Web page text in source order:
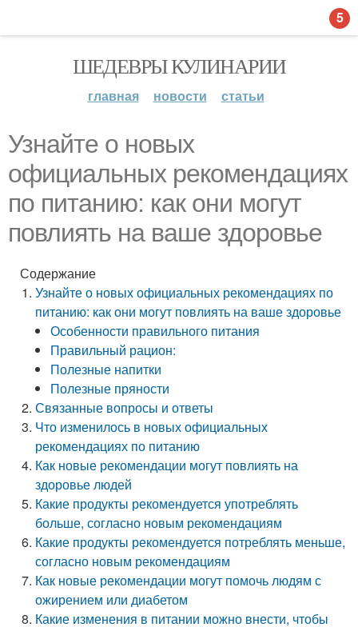
ШЕДЕВРЫ КУЛИНАРИИ
главная новости статьи
Узнайте о новых
официальных рекомендациях
по питанию: как они могут
повлиять на ваше здоровье
Содержание
Узнайте о новых официальных рекомендациях по
питанию: как они могут повлиять на ваше здоровье
Особенности правильного питания
Правильный рацион:
Полезные напитки
Полезные пряности
Связанные вопросы и ответы
Что изменилось в новых официальных
рекомендациях по питанию
Как новые рекомендации могут повлиять на
здоровье людей
Какие продукты рекомендуется употреблять
больше, согласно новым рекомендациям
Какие продукты рекомендуется потреблять меньше,
согласно новым рекомендациям
Как новые рекомендации могут помочь людям с
ожирением или диабетом
Какие изменения в питании можно внести, чтобы
5